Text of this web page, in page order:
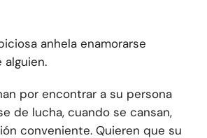
anhela enamorarse
por encontrar a su persona
de lucha, cuando se cansan,
conveniente. Quieren que su